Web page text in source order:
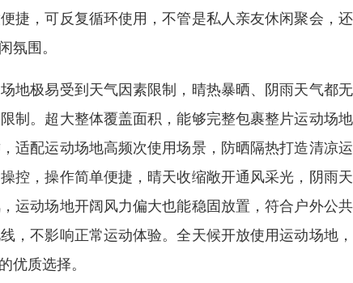
捷，可反复循环使用，不管是私人亲友休闲聚会，
氛围。
地极易受到天气因素限制，晴热暴晒、阴雨天气都
制。超大整体覆盖面积，能够完整包裹整片运动场
适配运动场地高频次使用场景，防晒隔热打造清凉
控，操作简单便捷，晴天收缩敞开通风采光，阴雨
运动场地开阔风力偏大也能稳固放置，符合户外公
，不影响正常运动体验。全天候开放使用运动场地
质选择。